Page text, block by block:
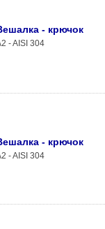
- крючок
- AISI 304
- крючок
- AISI 304